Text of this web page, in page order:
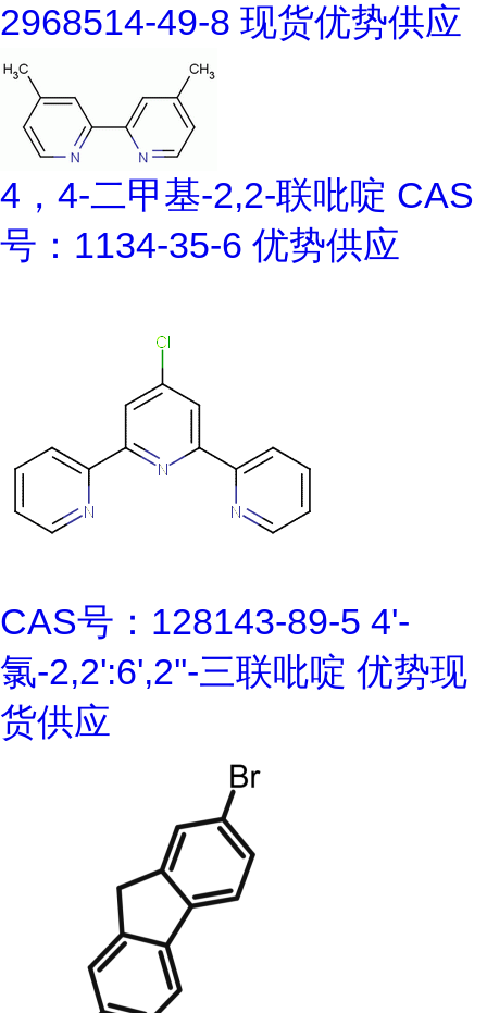
2968514-49-8 现货优势供应
4，4-二甲基-2,2-联吡啶 CAS
号：1134-35-6 优势供应
CAS号：128143-89-5 4'-
氯-2,2':6',2''-三联吡啶 优势现
货供应